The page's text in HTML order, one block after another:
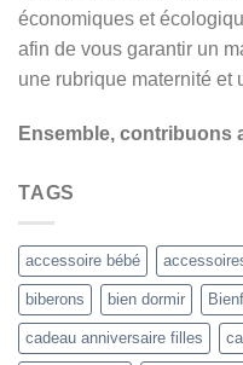
économiques et
afin de vous garantir un
une rubrique maternité et
Ensemble, contribuons
TAGS
accessoire bébé
biberons bien dormir
cadeau anniversaire filles